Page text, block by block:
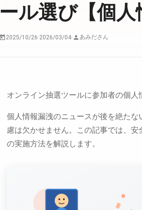
ール選び【個人
2025/10/26·2026/03/04· あみださん
オンライン抽選ツールに参加者の個人
個人情報漏洩のニュースが後を絶た
慮は欠かせません。この記事では、
の実施方法を解説します。